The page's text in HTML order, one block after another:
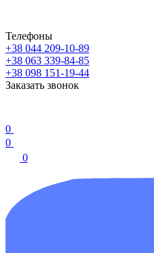
Телефоны
+38 044 209-10-89
+38 063 339-84-85
+38 098 151-19-44
Заказать звонок
0
0
0